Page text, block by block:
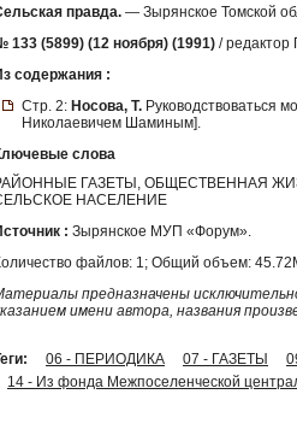
правда. — Зырянское Томской
133 (5899) (12 ноября) (1991) / редактор
содержания :
Стр. 2: Носова, Т. Руководствоваться
Николаевичем Шаминым].
слова
ГАЗЕТЫ, ОБЩЕСТВЕННАЯ
НАСЕЛЕНИЕ
: Зырянское МУП «Форум».
файлов: 1; Общий объем:
предназначены
имени автора, названия
06 - ПЕРИОДИКА 07 - ГАЗЕТЫ
14 - Из фонда Межпоселенческой